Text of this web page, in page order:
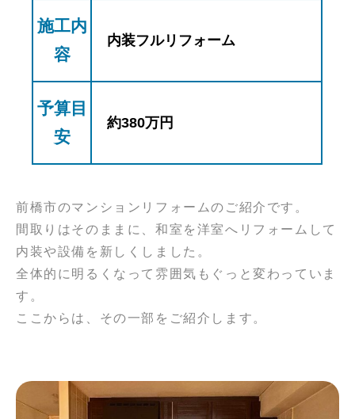
施工内
容
内装フルリフォーム
予算目
安
約380万円
前橋市のマンションリフォームのご紹介です。
間取りはそのままに、和室を洋室へリフォームして
内装や設備を新しくしました。
全体的に明るくなって雰囲気もぐっと変わっていま
す。
ここからは、その一部をご紹介します。